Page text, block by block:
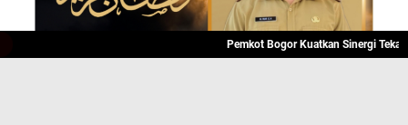
Pemkot Bogor Kuatkan Sinergi Tekan